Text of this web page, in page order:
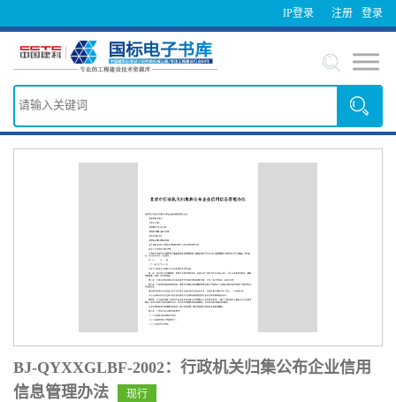
IP登录 登录
注册
BJ-QYXXGLBF-2002：行政机关归集公布企业信用
信息管理办法
现行